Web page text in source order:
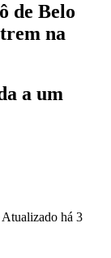
de Belo
na
a um
Atualizado há 3